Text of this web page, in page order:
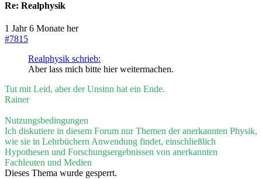
Re: Realphysik
1 Jahr 6 Monate her
#7815
Realphysik schrieb:
Aber lass mich bitte hier weitermachen.
Tut mit Leid, aber der Unsinn hat ein Ende.
Rainer
Nutzungsbedingungen
Ich diskutiere in diesem Forum nur Themen der anerkannten Physik,
wie sie in Lehrbüchern Anwendung findet, einschließlich
Hypothesen und Forschungsergebnissen von anerkannten
Fachleuten und Medien
Dieses Thema wurde gesperrt.